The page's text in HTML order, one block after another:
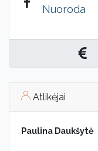
Nuoroda
Atlikėjai
Paulina Daukšytė